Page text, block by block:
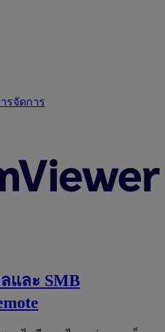
รจัดการ
และ SMB